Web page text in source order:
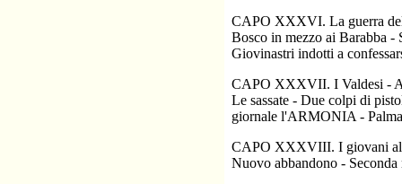
CAPO XXXVI. La guerra
Bosco in mezzo ai Barabba -
Giovinastri indotti a
CAPO XXXVII. I Valdesi -
Le sassate - Due colpi di
giornale l'ARMONIA -
CAPO XXXVIII. I giovani
Nuovo abbandono -